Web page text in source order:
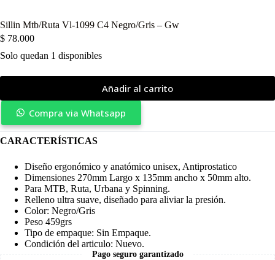
Sillin Mtb/Ruta Vl-1099 C4 Negro/Gris – Gw
$ 78.000
Solo quedan 1 disponibles
Añadir al carrito
Compra via Whatsapp
CARACTERÍSTICAS
Diseño ergonómico y anatómico unisex, Antiprostatico
Dimensiones 270mm Largo x 135mm ancho x 50mm alto.
Para MTB, Ruta, Urbana y Spinning.
Relleno ultra suave, diseñado para aliviar la presión.
Color: Negro/Gris
Peso 459grs
Tipo de empaque: Sin Empaque.
Condición del articulo: Nuevo.
Pago seguro garantizado